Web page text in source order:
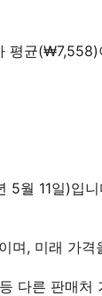
평균(₩7,558)
11일)입
며, 미래 가격
다른 판매